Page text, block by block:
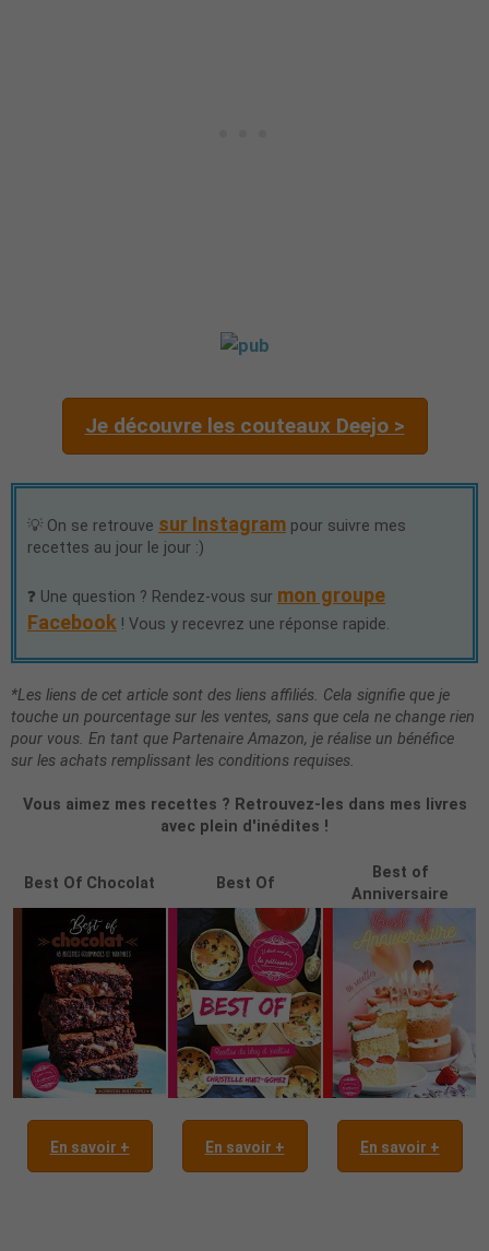
Je découvre les couteaux Deejo >
💡 On se retrouve sur Instagram pour suivre mes
recettes au jour le jour :)
❓ Une question ? Rendez-vous sur mon groupe
Facebook ! Vous y recevrez une réponse rapide.
*Les liens de cet article sont des liens affiliés. Cela signifie que je
touche un pourcentage sur les ventes, sans que cela ne change rien
pour vous. En tant que Partenaire Amazon, je réalise un bénéfice
sur les achats remplissant les conditions requises.
Vous aimez mes recettes ? Retrouvez-les dans mes livres
avec plein d'inédites !
Best Of Chocolat Best Of
Best of
Anniversaire
En savoir + En savoir + En savoir +